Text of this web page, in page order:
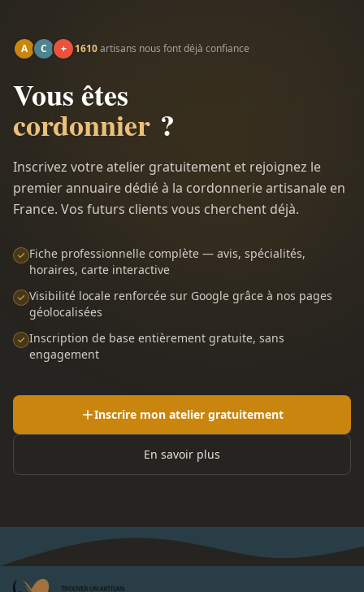
A C + 1610artisans nous font déjà confiance
Vous êtes
cordonnier ?
Inscrivez votre atelier gratuitement et rejoignez le
premier annuaire dédié à la cordonnerie artisanale en
France. Vos futurs clients vous cherchent déjà.
Fiche professionnelle complète — avis, spécialités,
horaires, carte interactive
Visibilité locale renforcée sur Google grâce à nos pages
géolocalisées
Inscription de base entièrement gratuite, sans
engagement
Inscrire mon atelier gratuitement
En savoir plus